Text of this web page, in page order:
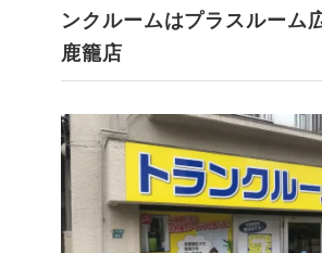
ンクルームはプラスルーム
鹿籠店